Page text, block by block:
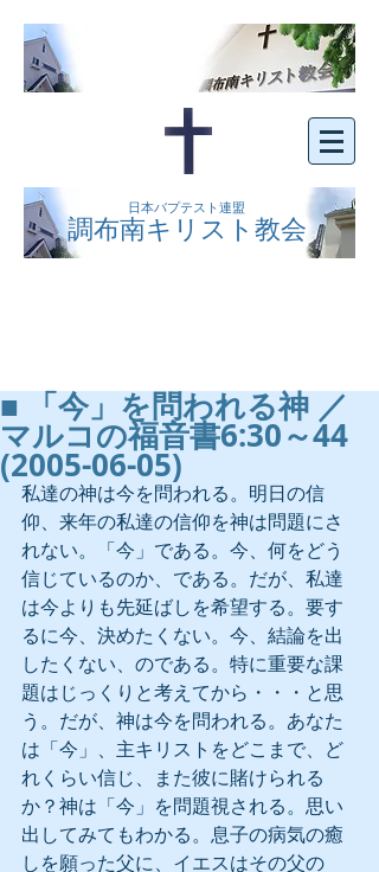
日本バプテスト連盟
調布南キリスト教会
■ 「今」を問われる神 ／
マルコの福音書6:30～44
(2005-06-05)
私達の神は今を問われる。明日の信
仰、来年の私達の信仰を神は問題にさ
れない。「今」である。今、何をどう
信じているのか、である。だが、私達
は今よりも先延ばしを希望する。要す
るに今、決めたくない。今、結論を出
したくない、のである。特に重要な課
題はじっくりと考えてから・・・と思
う。だが、神は今を問われる。あなた
は「今」、主キリストをどこまで、ど
れくらい信じ、また彼に賭けられる
か？神は「今」を問題視される。思い
出してみてもわかる。息子の病気の癒
しを願った父に、イエスはその父の